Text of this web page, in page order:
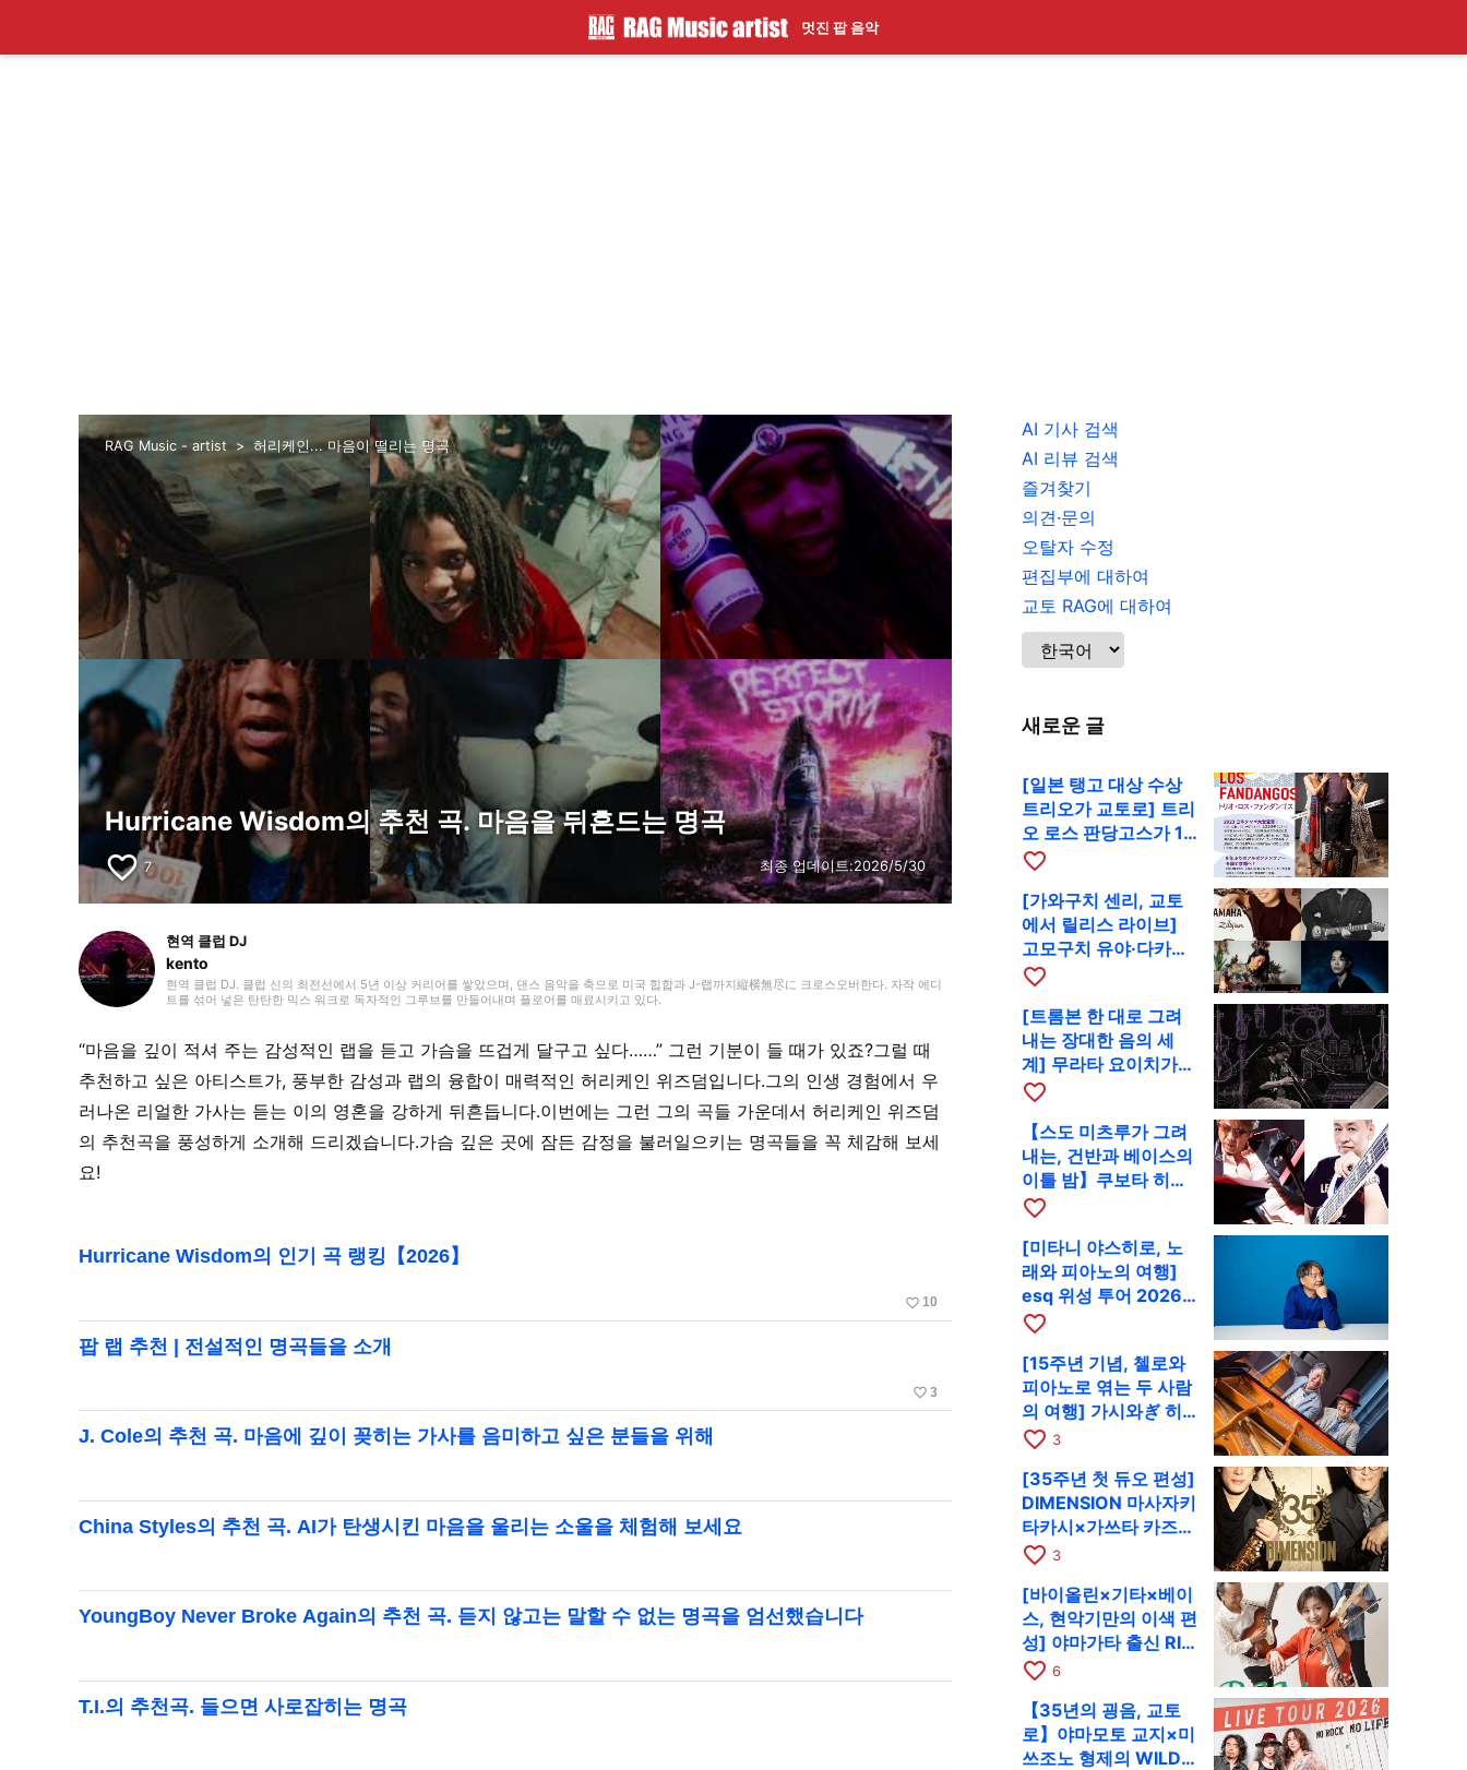
멋진 팝 음악
RAG Music - artist 허리케인... 마음이 떨리는 명곡
Hurricane Wisdom의 추천 곡. 마음을 뒤흔드는 명곡
favorite_border 7 최종 업데이트:2026/5/30
현역 클럽 DJ
kento
현역 클럽 DJ. 클럽 신의 최전선에서 5년 이상 커리어를 쌓았으며, 댄스 음악을 축으로 미국 힙합과 J-랩까지縦横無尽に 크로스오버한다. 자작 에디
트를 섞어 넣은 탄탄한 믹스 워크로 독자적인 그루브를 만들어내며 플로어를 매료시키고 있다.
“마음을 깊이 적셔 주는 감성적인 랩을 듣고 가슴을 뜨겁게 달구고 싶다……” 그런 기분이 들 때가 있죠?그럴 때
추천하고 싶은 아티스트가, 풍부한 감성과 랩의 융합이 매력적인 허리케인 위즈덤입니다.그의 인생 경험에서 우
러나온 리얼한 가사는 듣는 이의 영혼을 강하게 뒤흔듭니다.이번에는 그런 그의 곡들 가운데서 허리케인 위즈덤
의 추천곡을 풍성하게 소개해 드리겠습니다.가슴 깊은 곳에 잠든 감정을 불러일으키는 명곡들을 꼭 체감해 보세
요!
Hurricane Wisdom의 인기 곡 랭킹【2026】
favorite_border 10
팝 랩 추천 | 전설적인 명곡들을 소개
favorite_border 3
J. Cole의 추천 곡. 마음에 깊이 꽂히는 가사를 음미하고 싶은 분들을 위해
China Styles의 추천 곡. AI가 탄생시킨 마음을 울리는 소울을 체험해 보세요
YoungBoy Never Broke Again의 추천 곡. 듣지 않고는 말할 수 없는 명곡을 엄선했습니다
T.I.의 추천곡. 들으면 사로잡히는 명곡
AI 기사 검색
AI 리뷰 검색
즐겨찾기
의견·문의
오탈자 수정
편집부에 대하여
교토 RAG에 대하여
새로운 글
[일본 탱고 대상 수상
트리오가 교토로] 트리
오 로스 판당고스가 10
월 9일 RAG에서 공연
favorite_border
[가와구치 센리, 교토
에서 릴리스 라이브]
고모구치 유야·다카하
시 요시키·도모다 준과
favorite_border
[트롬본 한 대로 그려
내는 장대한 음의 세
계] 무라타 요이치가
CD 발매 기념 투어로
favorite_border
【스도 미츠루가 그려
내는, 건반과 베이스의
이틀 밤】쿠보타 히로
시, 후지이 소라, 하나
서 공동 출연
favorite_border
[미타니 야스히로, 노
래와 피아노의 여행]
esq 위성 투어 2026
교토 공연을 10월에 개
favorite_border
[15주년 기념, 첼로와
피아노로 엮는 두 사람
의 여행] 가시와ぎ 히
로키 & 미쓰다 겐이치
RAG로
favorite_border 3
[35주년 첫 듀오 편성]
DIMENSION 마사자키
타카시×가쓰타 카즈키
가 10월 11일 교토
favorite_border 3
[바이올린×기타×베이
스, 현악기만의 이색 편
성] 야마가타 출신 RIM
이 첫 전국 투어로 8월
favorite_border 6
【35년의 굉음, 교토
로】야마모토 교지×미
쓰조노 형제의 WILD